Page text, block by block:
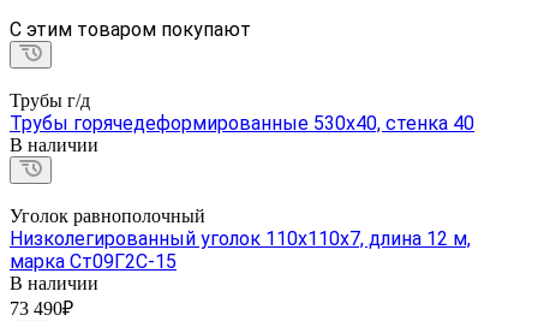
C этим товаром покупают
Трубы г/д
Трубы горячедеформированные 530х40, стенка 40
В наличии
Уголок равнополочный
Низколегированный уголок 110х110х7, длина 12 м,
марка Ст09Г2С-15
В наличии
73 490₽